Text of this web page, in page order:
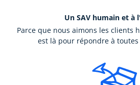
Un SAV humain et à
Parce que nous aimons les clients
est là pour répondre à toutes